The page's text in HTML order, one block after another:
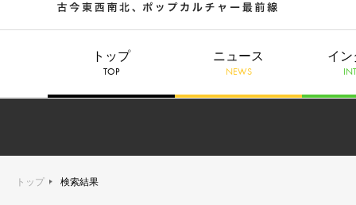
トップ
TOP
ニュース
NEWS
イン
トップ 検索結果